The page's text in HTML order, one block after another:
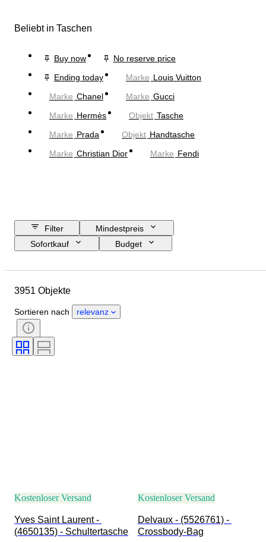
Beliebt in Taschen
Buy now
No reserve price
Ending today
Marke Louis Vuitton
Marke Chanel Marke Gucci
Marke Hermès Objekt Tasche
Marke Prada Objekt Handtasche
Marke Christian Dior Marke Fendi
Filter
Mindestpreis
Sofortkauf
Budget
Größe
Herkunftsland
Geschlecht
Zustand
Zertifikat
Accessoires enthalten
3951 Objekte
Sortieren nach relevanz
Kostenloser Versand
Yves Saint Laurent -
(4650135) - Schultertasche
Kostenloser Versand
Delvaux - (5526761) -
Crossbody-Bag